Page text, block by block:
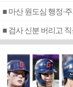
■ 마산 원도심 행정·